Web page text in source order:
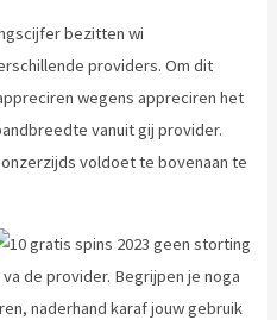
bezitten wi
providers. Om dit
wegens appreciren het
vanuit gij provider.
voldoet te bovenaan te
de provider. Begrijpen je noga
naderhand karaf jouw gebruik